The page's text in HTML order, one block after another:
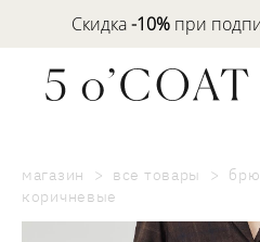
Скидка-10% при
магазин > все товары >
коричневые